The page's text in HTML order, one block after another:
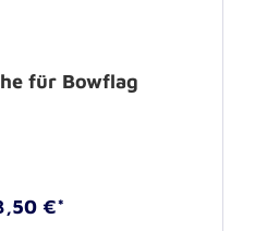
für Bowflag
€*